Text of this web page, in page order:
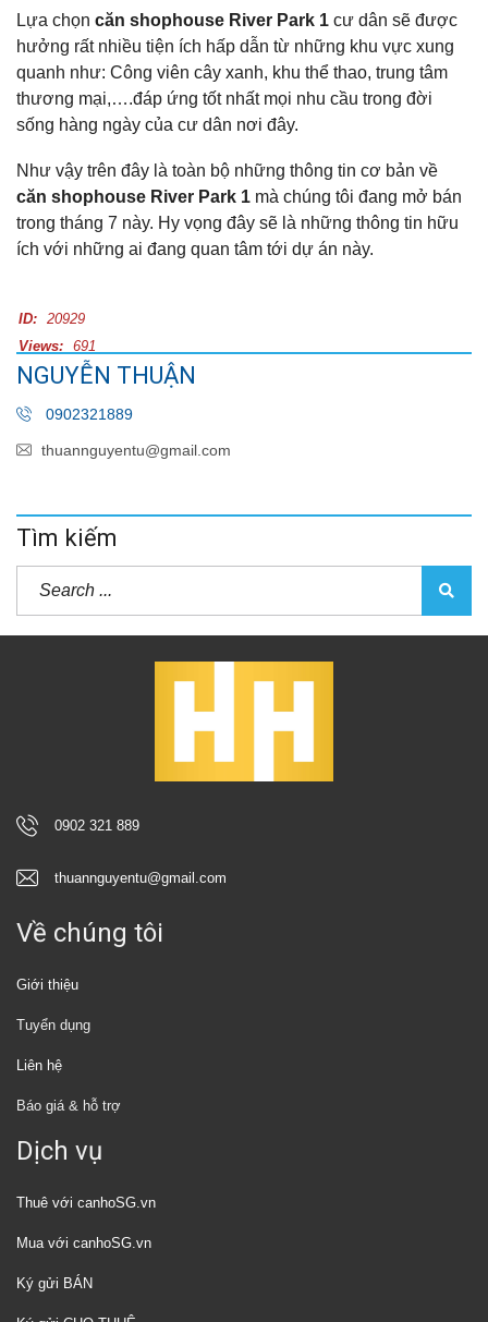
Lựa chọn căn shophouse River Park 1 cư dân sẽ được
hưởng rất nhiều tiện ích hấp dẫn từ những khu vực xung
quanh như: Công viên cây xanh, khu thể thao, trung tâm
thương mại,….đáp ứng tốt nhất mọi nhu cầu trong đời
sống hàng ngày của cư dân nơi đây.
Như vậy trên đây là toàn bộ những thông tin cơ bản về
căn shophouse River Park 1 mà chúng tôi đang mở bán
trong tháng 7 này. Hy vọng đây sẽ là những thông tin hữu
ích với những ai đang quan tâm tới dự án này.
ID: 20929
Views: 691
NGUYỄN THUẬN
0902321889
thuannguyentu@gmail.com
Tìm kiếm
0902 321 889
thuannguyentu@gmail.com
Về chúng tôi
Giới thiệu
Tuyển dụng
Liên hệ
Báo giá & hỗ trợ
Dịch vụ
Thuê với canhoSG.vn
Mua với canhoSG.vn
Ký gửi BÁN